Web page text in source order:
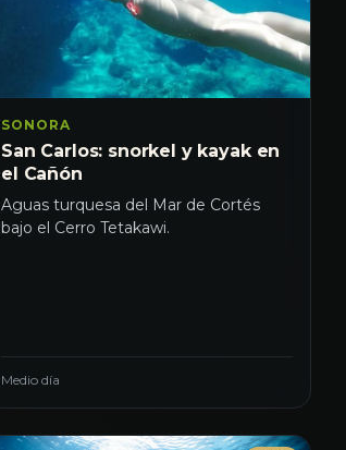
SONORA
San Carlos: snorkel y kayak en
el Cañón
Aguas turquesa del Mar de Cortés
bajo el Cerro Tetakawi.
Medio día